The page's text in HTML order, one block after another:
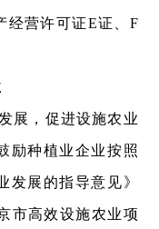
经营许可证E证、F
展，促进设施农业
励种植业企业按照
发展的指导意见》
市高效设施农业项